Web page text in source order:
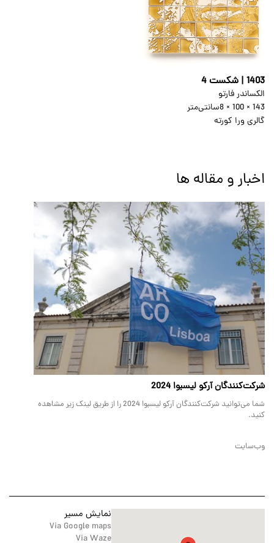
1403 | شکست 4
الکساندر فارتو
143 × 100 × 8
سانتی‌متر
گالری ورا کورته
اخبار و مقاله ها
شرکت‌کنندگان آرکو لیسبوا 2024
شما می‌توانید شرکت‌کنندگان آرکو لیسبوا 2024 را از طریق لینک زیر مشاهده
کنید.
وب‌سایت
نمایش مسیر
Via Google maps
Via Waze